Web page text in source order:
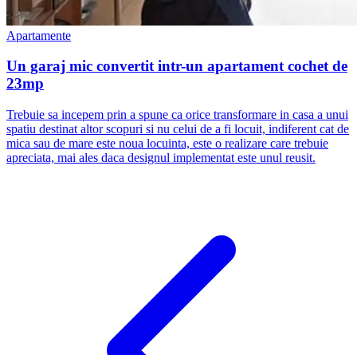
Apartamente
Un garaj mic convertit intr-un apartament cochet de
23mp
Trebuie sa incepem prin a spune ca orice transformare in casa a unui
spatiu destinat altor scopuri si nu celui de a fi locuit, indiferent cat de
mica sau de mare este noua locuinta, este o realizare care trebuie
apreciata, mai ales daca designul implementat este unul reusit.